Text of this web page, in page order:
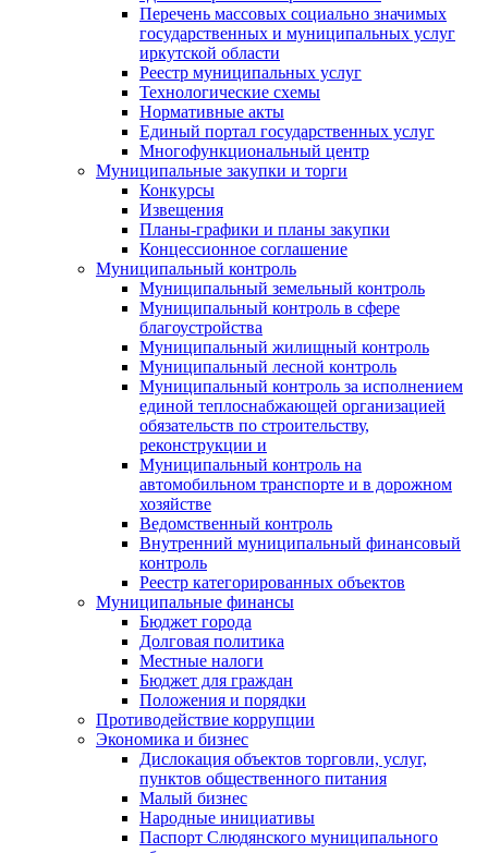
Перечень массовых социально значимых
государственных и муниципальных услуг
иркутской области
Реестр муниципальных услуг
Технологические схемы
Нормативные акты
Единый портал государственных услуг
Многофункциональный центр
Муниципальные закупки и торги
Конкурсы
Извещения
Планы-графики и планы закупки
Концессионное соглашение
Муниципальный контроль
Муниципальный земельный контроль
Муниципальный контроль в сфере
благоустройства
Муниципальный жилищный контроль
Муниципальный лесной контроль
Муниципальный контроль за исполнением
единой теплоснабжающей организацией
обязательств по строительству,
реконструкции и
Муниципальный контроль на
автомобильном транспорте и в дорожном
хозяйстве
Ведомственный контроль
Внутренний муниципальный финансовый
контроль
Реестр категорированных объектов
Муниципальные финансы
Бюджет города
Долговая политика
Местные налоги
Бюджет для граждан
Положения и порядки
Противодействие коррупции
Экономика и бизнес
Дислокация объектов торговли, услуг,
пунктов общественного питания
Малый бизнес
Народные инициативы
Паспорт Слюдянского муниципального